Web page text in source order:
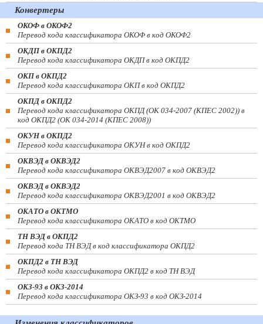
Конвертеры
ОКОФ в ОКОФ2
Перевод кода классификатора ОКОФ в код ОКОФ2
ОКДП в ОКПД2
Перевод кода классификатора ОКДП в код ОКПД2
ОКП в ОКПД2
Перевод кода классификатора ОКП в код ОКПД2
ОКПД в ОКПД2
Перевод кода классификатора ОКПД (ОК 034-2007 (КПЕС 2002)) в
код ОКПД2 (ОК 034-2014 (КПЕС 2008))
ОКУН в ОКПД2
Перевод кода классификатора ОКУН в код ОКПД2
ОКВЭД в ОКВЭД2
Перевод кода классификатора ОКВЭД2007 в код ОКВЭД2
ОКВЭД в ОКВЭД2
Перевод кода классификатора ОКВЭД2001 в код ОКВЭД2
ОКАТО в ОКТМО
Перевод кода классификатора ОКАТО в код ОКТМО
ТН ВЭД в ОКПД2
Перевод кода ТН ВЭД в код классификатора ОКПД2
ОКПД2 в ТН ВЭД
Перевод кода классификатора ОКПД2 в код ТН ВЭД
ОКЗ-93 в ОКЗ-2014
Перевод кода классификатора ОКЗ-93 в код ОКЗ-2014